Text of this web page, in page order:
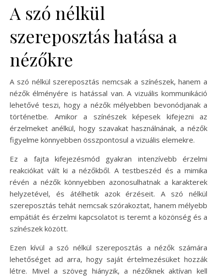
A szó nélkül
szereposztás hatása a
nézőkre
A szó nélkül szereposztás nemcsak a színészek, hanem a
nézők élményére is hatással van. A vizuális kommunikáció
lehetővé teszi, hogy a nézők mélyebben bevonódjanak a
történetbe. Amikor a színészek képesek kifejezni az
érzelmeket anélkül, hogy szavakat használnának, a nézők
figyelme könnyebben összpontosul a vizuális elemekre.
Ez a fajta kifejezésmód gyakran intenzívebb érzelmi
reakciókat vált ki a nézőkből. A testbeszéd és a mimika
révén a nézők könnyebben azonosulhatnak a karakterek
helyzetével, és átélhetik azok érzéseit. A szó nélkül
szereposztás tehát nemcsak szórakoztat, hanem mélyebb
empátiát és érzelmi kapcsolatot is teremt a közönség és a
színészek között.
Ezen kívül a szó nélkül szereposztás a nézők számára
lehetőséget ad arra, hogy saját értelmezésüket hozzák
létre. Mivel a szöveg hiányzik, a nézőknek aktívan kell